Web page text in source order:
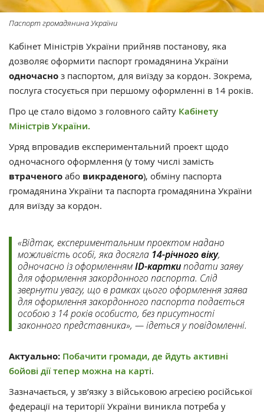
Паспорт громадянина України
Кабінет Міністрів України прийняв постанову, яка
дозволяє оформити паспорт громадянина України
одночасно з паспортом, для виїзду за кордон. Зокрема,
послуга стосується при першому оформленні в 14 років.
Про це стало відомо з головного сайту Кабінету
Міністрів України.
Уряд впровадив експериментальний проект щодо
одночасного оформлення (у тому числі замість
втраченого або викраденого), обміну паспорта
громадянина України та паспорта громадянина України
для виїзду за кордон.
«Відтак, експериментальним проектом надано
можливість особі, яка досягла 14-річного віку,
одночасно із оформленнямID-карткиподати заяву
для оформлення закордонного паспорта. Слід
звернути увагу, що в рамках цього оформлення заява
для оформлення закордонного паспорта подається
особою з 14 років особисто, без присутності
законного представника», — ідеться у повідомленні.
Актуально: Побачити громади, де йдуть активні
бойові дії тепер можна на карті.
Зазначається, у зв’язку з військовою агресією російської
федерації на території України виникла потреба у